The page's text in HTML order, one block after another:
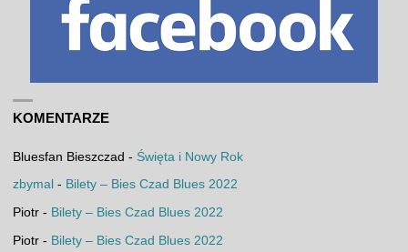
KOMENTARZE
Bluesfan Bieszczad - Święta i Nowy Rok
zbymal - Bilety – Bies Czad Blues 2022
Piotr- Bilety – Bies Czad Blues 2022
Piotr- Bilety – Bies Czad Blues 2022